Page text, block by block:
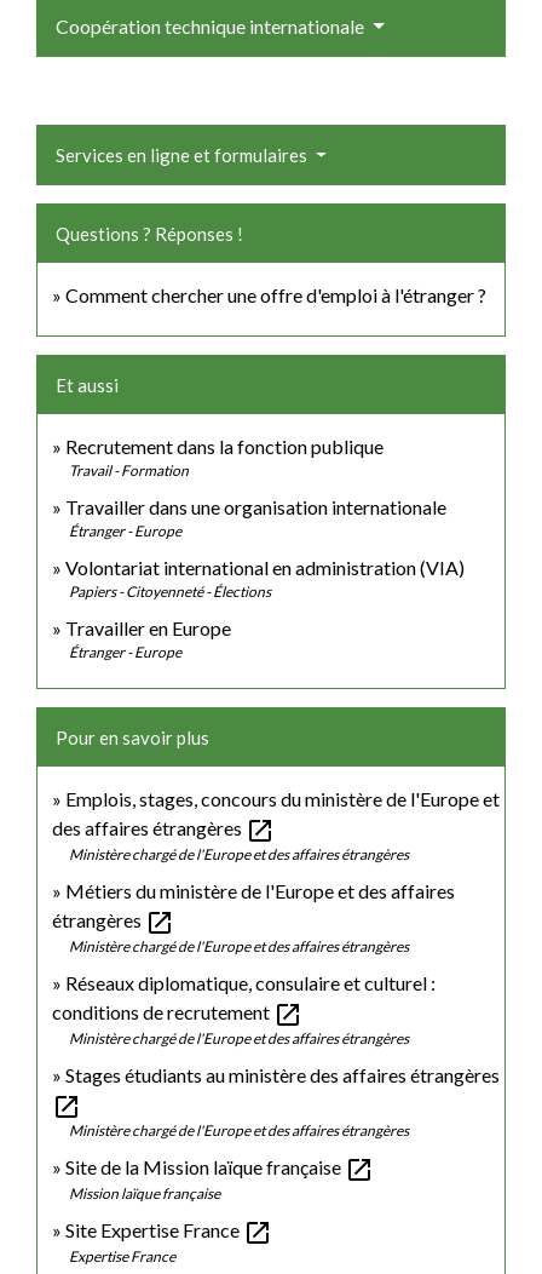
Coopération technique internationale
Services en ligne et formulaires
Questions ? Réponses !
Comment chercher une offre d'emploi à l'étranger ?
Et aussi
Recrutement dans la fonction publique
Travail - Formation
Travailler dans une organisation internationale
Étranger - Europe
Volontariat international en administration (VIA)
Papiers - Citoyenneté - Élections
Travailler en Europe
Étranger - Europe
Pour en savoir plus
Emplois, stages, concours du ministère de l'Europe et
des affaires étrangères open_in_new
Ministère chargé de l'Europe et des affaires étrangères
Métiers du ministère de l'Europe et des affaires
étrangères open_in_new
Ministère chargé de l'Europe et des affaires étrangères
Réseaux diplomatique, consulaire et culturel :
conditions de recrutement open_in_new
Ministère chargé de l'Europe et des affaires étrangères
Stages étudiants au ministère des affaires étrangères
open_in_new
Ministère chargé de l'Europe et des affaires étrangères
Site de la Mission laïque française open_in_new
Mission laïque française
Site Expertise France open_in_new
Expertise France